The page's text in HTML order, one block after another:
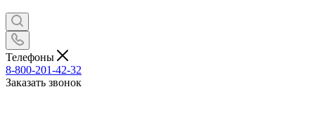
Телефоны
8-800-201-42-32
Заказать звонок